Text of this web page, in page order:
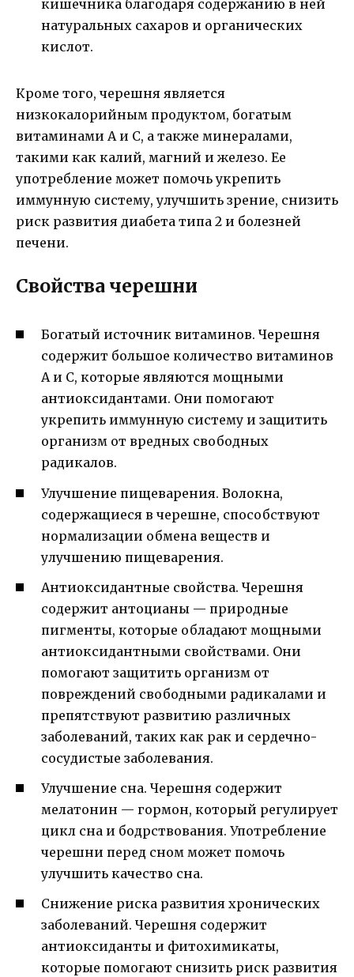
кишечника благодаря содержанию в ней
натуральных сахаров и органических
кислот.
Кроме того, черешня является
низкокалорийным продуктом, богатым
витаминами А и С, а также минералами,
такими как калий, магний и железо. Ее
употребление может помочь укрепить
иммунную систему, улучшить зрение, снизить
риск развития диабета типа 2 и болезней
печени.
Свойства черешни
Богатый источник витаминов. Черешня
содержит большое количество витаминов
А и С, которые являются мощными
антиоксидантами. Они помогают
укрепить иммунную систему и защитить
организм от вредных свободных
радикалов.
Улучшение пищеварения. Волокна,
содержащиеся в черешне, способствуют
нормализации обмена веществ и
улучшению пищеварения.
Антиоксидантные свойства. Черешня
содержит антоцианы — природные
пигменты, которые обладают мощными
антиоксидантными свойствами. Они
помогают защитить организм от
повреждений свободными радикалами и
препятствуют развитию различных
заболеваний, таких как рак и сердечно-
сосудистые заболевания.
Улучшение сна. Черешня содержит
мелатонин — гормон, который регулирует
цикл сна и бодрствования. Употребление
черешни перед сном может помочь
улучшить качество сна.
Снижение риска развития хронических
заболеваний. Черешня содержит
антиоксиданты и фитохимикаты,
которые помогают снизить риск развития